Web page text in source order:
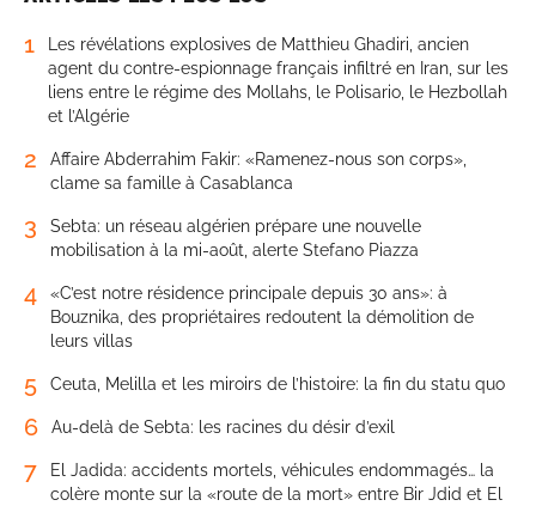
1
Les révélations explosives de Matthieu Ghadiri, ancien
agent du contre-espionnage français infiltré en Iran, sur les
liens entre le régime des Mollahs, le Polisario, le Hezbollah
et l’Algérie
2
Affaire Abderrahim Fakir: «Ramenez-nous son corps»,
clame sa famille à Casablanca
3
Sebta: un réseau algérien prépare une nouvelle
mobilisation à la mi-août, alerte Stefano Piazza
4
«C’est notre résidence principale depuis 30 ans»: à
Bouznika, des propriétaires redoutent la démolition de
leurs villas
5 Ceuta, Melilla et les miroirs de l’histoire: la fin du statu quo
6 Au-delà de Sebta: les racines du désir d’exil
7
El Jadida: accidents mortels, véhicules endommagés… la
colère monte sur la «route de la mort» entre Bir Jdid et El